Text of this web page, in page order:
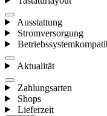
Ausstattung
Stromversorgung
Aktualität
Zahlungsarten
Shops
Lieferzeit